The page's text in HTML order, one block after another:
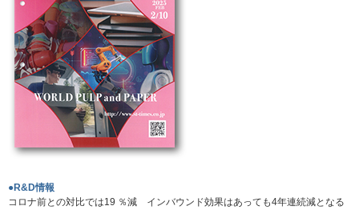
●R&D情報
コロナ前との対比では19 ％減 インバウンド効果はあっても4年連続減となる